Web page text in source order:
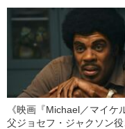
（66）振り返る、39年間の
《映画『Michael／マイケ
父ジョセフ・ジャクソン役